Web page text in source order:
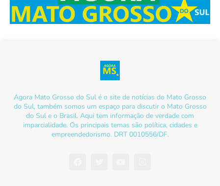
Agora Mato Grosso do Sul é o site de notícias do Mato Grosso
do Sul, também somos um espaço para discutir o Mato Grosso
do Sul e o Brasil. Aqui tem informação de verdade com
imparcialidade. Os principais temas são política, cidades e
empreendedorismo. DRT 0010556/DF.